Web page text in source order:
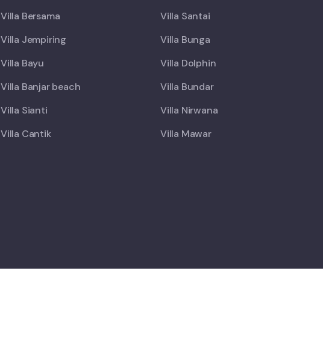
Villa Bersama
Villa Jempiring
Villa Bayu
Villa Banjar beach
Villa Sianti
Villa Cantik
Villa Santai
Villa Bunga
Villa Dolphin
Villa Bundar
Villa Nirwana
Villa Mawar